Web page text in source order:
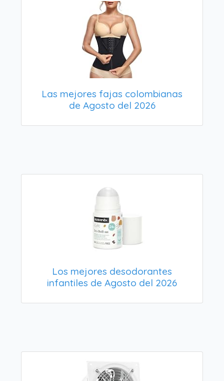
Las mejores fajas colombianas
de Agosto del 2026
Los mejores desodorantes
infantiles de Agosto del 2026